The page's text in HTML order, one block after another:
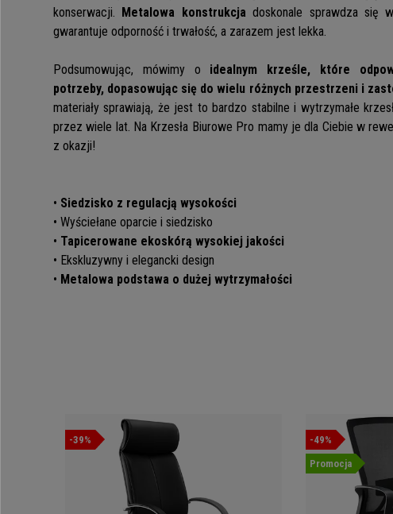
konserwacji. Metalowa konstrukcja doskonale sprawdza się
gwarantuje odporność i trwałość, a zarazem jest lekka.
Podsumowując, mówimy o idealnym krześle, które
potrzeby, dopasowując się do wielu różnych przestrzeni i
materiały sprawiają, że jest to bardzo stabilne i wytrzymałe
przez wiele lat. Na Krzesła Biurowe Pro mamy je dla Ciebie w
z okazji!
• Siedzisko z regulacją wysokości
• Wyściełane oparcie i siedzisko
• Tapicerowane ekoskórą wysokiej jakości
• Ekskluzywny i elegancki design
• Metalowa podstawa o dużej wytrzymałości
-39%
-49%
Promocja